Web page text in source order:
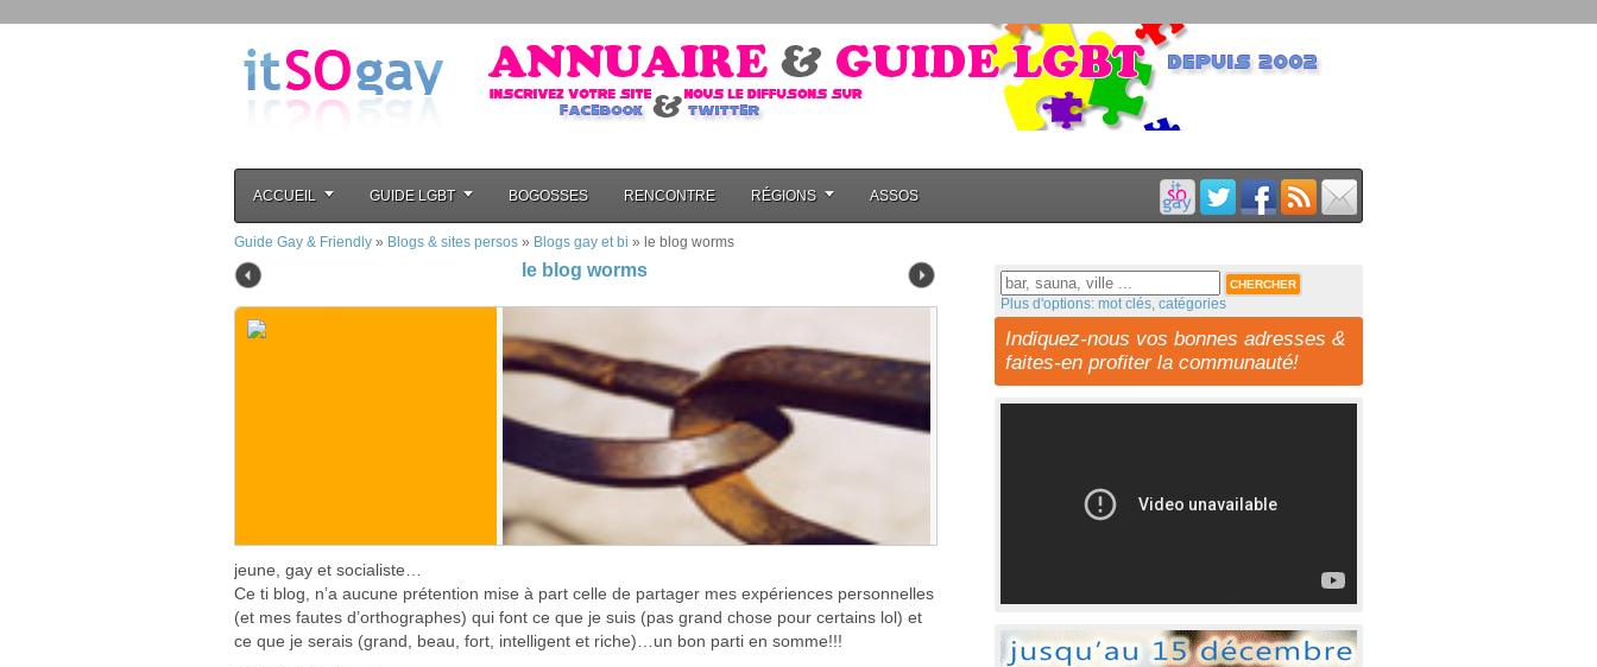
ACCUEIL GUIDE LGBT BOGOSSES RENCONTRE RÉGIONS ASSOS
Guide Gay & Friendly » Blogs & sites persos » Blogs gay et bi » le blog worms
le blog worms
jeune, gay et socialiste…
Ce ti blog, n’a aucune prétention mise à part celle de partager mes expériences personnelles
(et mes fautes d’orthographes) qui font ce que je suis (pas grand chose pour certains lol) et
ce que je serais (grand, beau, fort, intelligent et riche)…un bon parti en somme!!!
Plus d'options: mot clés, catégories
Indiquez-nous vos bonnes adresses &
faites-en profiter la communauté!